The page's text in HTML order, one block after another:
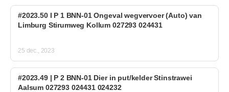
#2023.50 l P 1 BNN-01 Ongeval wegvervoer (Auto) van
Limburg Stirumweg Kollum 027293 024431
25 dec., 2023
#2023.49 | P 2 BNN-01 Dier in put/kelder Stinstrawei
Aalsum 027293 024431 024232